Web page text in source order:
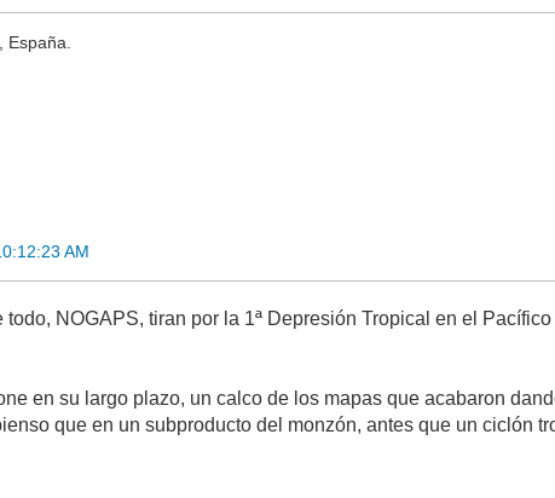
AM
todo, NOGAPS, tiran por la 1ª Depresión Tropical en el
en su largo plazo, un calco de los mapas que acabaron
que en un subproducto del monzón, antes que un ciclón